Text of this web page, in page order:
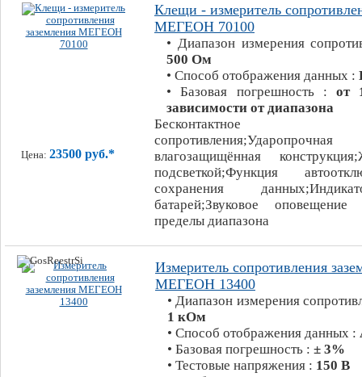
Цена: 23500 руб.*
Клещи - измеритель
МЕГЕОН 70100
• Диапазон измерения
500 Ом
• Способ отображения данных :
• Базовая погрешность : от
зависимости от диапазона
Бесконтактное
влагозащищённая
подсветкой;Функция
сохранения
батарей;Звуковое
пределы диапазона
Измеритель сопротивления
МЕГЕОН 13400
• Диапазон измерения
1 кОм
• Способ отображения данных :
• Базовая погрешность : ± 3%
• Тестовые напряжения : 150 В